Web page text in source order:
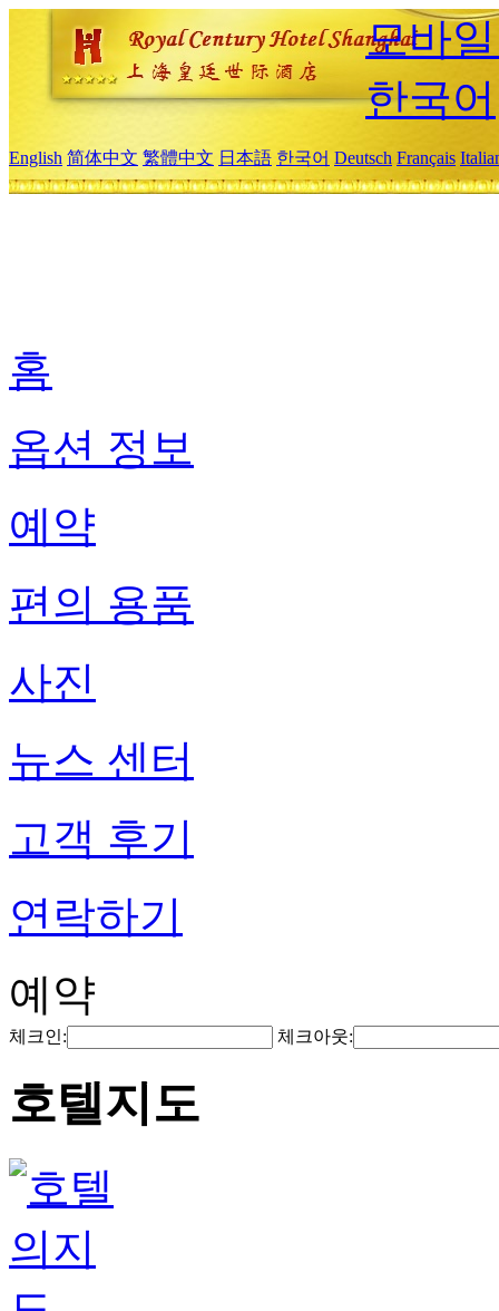
모바
한국어
English 简体中文 繁體中文 日本語 한국어 Deutsch Français
홈
옵션 정보
예약
편의 용품
사진
뉴스 센터
고객 후기
연락하기
예약
체크인: 체크아웃:
호텔지도